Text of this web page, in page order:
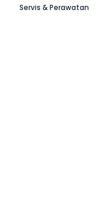
Servis & Perawatan